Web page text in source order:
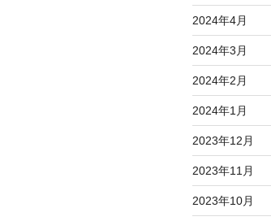
2024年4月
2024年3月
2024年2月
2024年1月
2023年12月
2023年11月
2023年10月